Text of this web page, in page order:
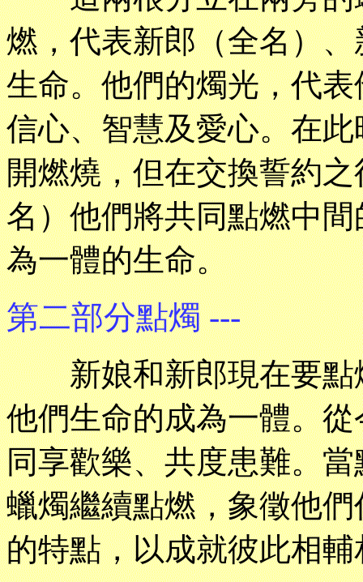
燃，代表新郎（全名）
生命。他們的燭光，代
信心、智慧及愛心。在
開燃燒，但在交換誓約
名）他們將共同點燃中
為一體的生命。
第二部分點燭 ---
新娘和新郎現在要點
他們生命的成為一體。
同享歡樂、共度患難。
蠟燭繼續點燃，象徵他
的特點，以成就彼此相